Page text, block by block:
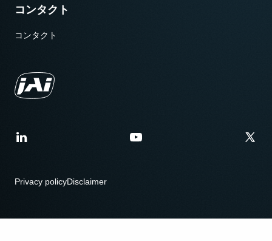
コンタクト
コンタクト
Privacy policyDisclaimer